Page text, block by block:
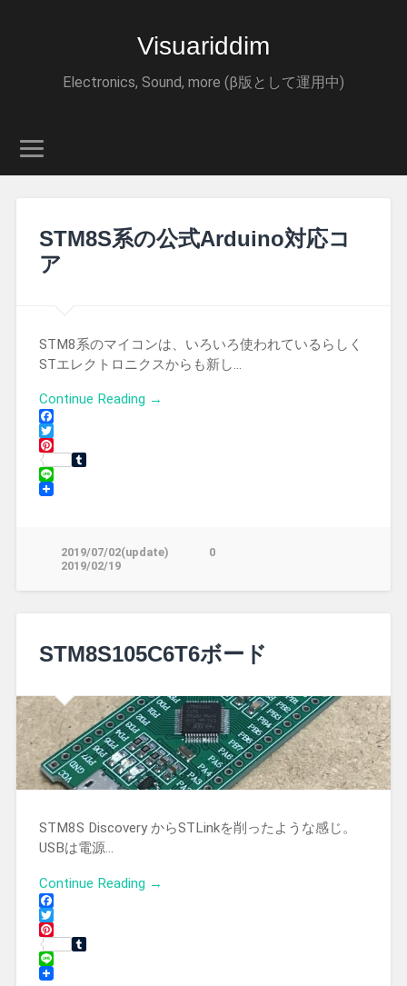
Visuariddim
Electronics, Sound, more (β版として運用中)
STM8S系の公式Arduino対応コ
ア
STM8系のマイコンは、いろいろ使われているらしく
STエレクトロニクスからも新し…
Continue Reading →
Facebook
Twitter
Pinterest
Tumblr
Line
2019/07/02(update)
2019/02/19
0
STM8S105C6T6ボード
STM8S Discovery からSTLinkを削ったような感じ。
USBは電源…
Continue Reading →
Facebook
Twitter
Pinterest
Tumblr
Line